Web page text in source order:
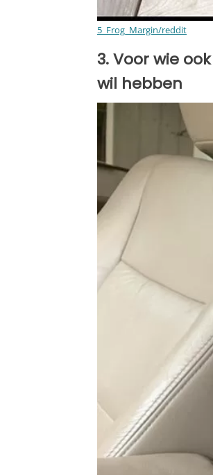
5_Frog_Margin/reddit
3. Voor wie
wil hebben